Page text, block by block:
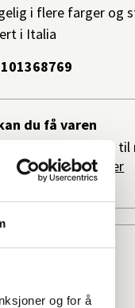
og for å
du få varen
Forventes
i dag.Les mer
lager i butikk
i flere farger og
i Italia
101368769
frakten